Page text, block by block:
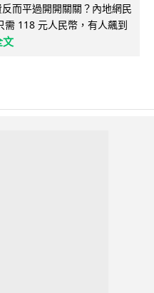
而平過開開關關？內地網民
118 元人民幣，有人飆到
文